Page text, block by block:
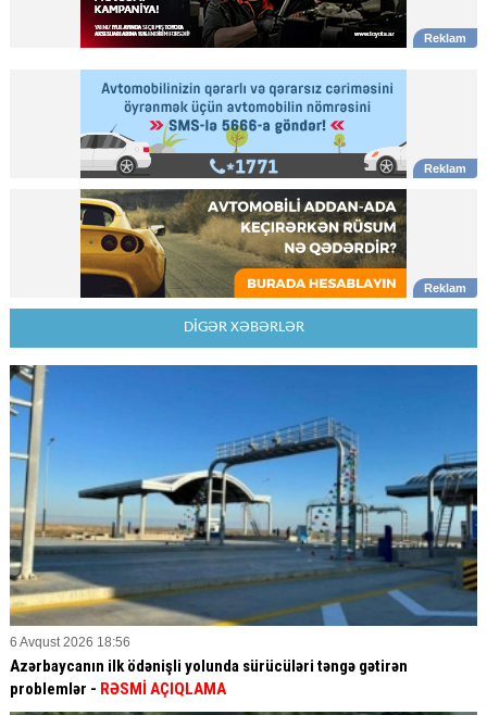
DİGƏR XƏBƏRLƏR
6 Avqust 2026 18:56
Azərbaycanın ilk ödənişli yolunda sürücüləri təngə gətirən
problemlər - RƏSMİ AÇIQLAMA